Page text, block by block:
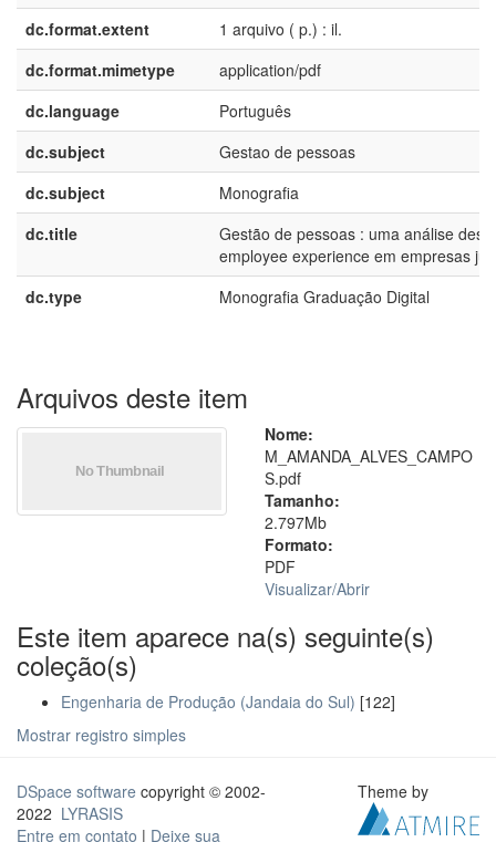
dc.format.extent
1 arquivo ( p.) : il.
dc.format.mimetype
application/pdf
dc.language
Português
dc.subject
Gestao de pessoas
dc.subject
Monografia
dc.title
Gestão de pessoas : uma análise
employee experience em empresas
dc.type
Monografia Graduação Digital
Arquivos deste item
Nome:
M_AMANDA_ALVES_CAMPO
S.pdf
Tamanho:
2.797Mb
Formato:
PDF
Visualizar/Abrir
Este item aparece na(s) seguinte(s)
coleção(s)
Engenharia de Produção (Jandaia do Sul) [122]
Mostrar registro simples
DSpace software copyright © 2002-
2022 LYRASIS
Entre em contato | Deixe sua
Theme by